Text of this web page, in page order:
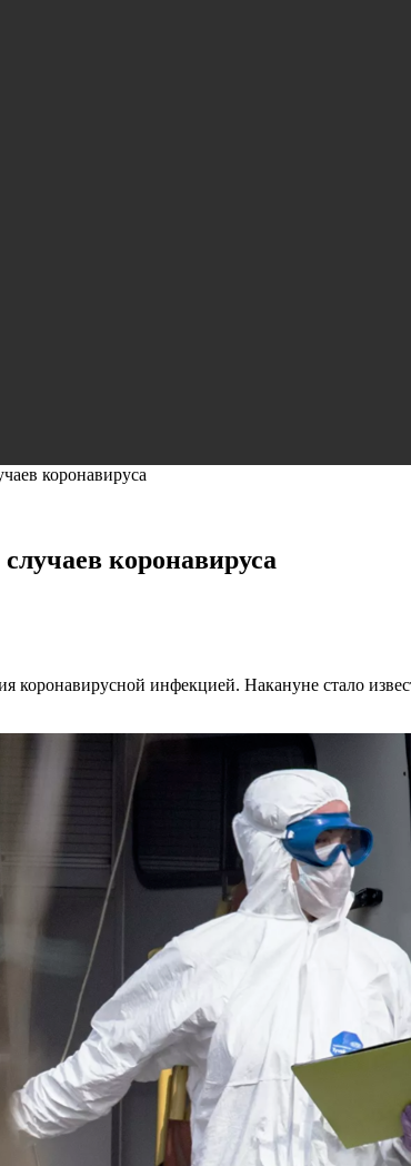
коронавируса
коронавируса
коронавирусной инфекцией. Накануне стало